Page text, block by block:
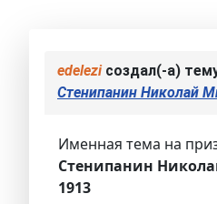
edeleziсоздал(-а)
Стенипанин Николай
Именная тема на
Стенипанин
1913